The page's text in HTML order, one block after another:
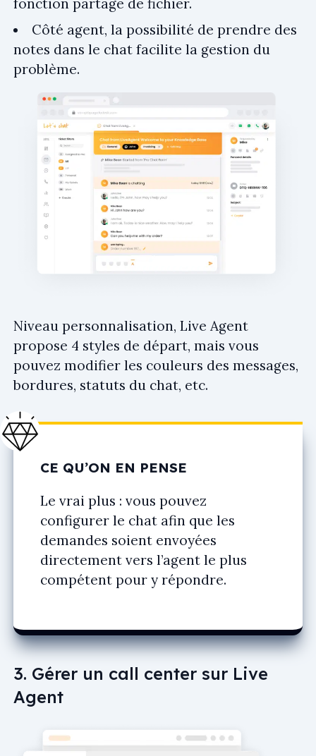
Côté agent, la possibilité de prendre des
notes dans le chat facilite la gestion du
problème.
Niveau personnalisation, Live Agent
propose 4 styles de départ, mais vous
pouvez modifier les couleurs des messages,
bordures, statuts du chat, etc.
CE QU’ON EN PENSE
Le vrai plus : vous pouvez
configurer le chat afin que les
demandes soient envoyées
directement vers l’agent le plus
compétent pour y répondre.
3. Gérer un call center sur Live
Agent